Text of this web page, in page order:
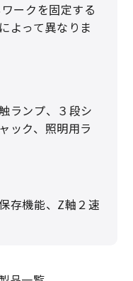
ークを固定する
よって異なりま
ランプ、３段シ
ック、照明用ラ
存機能、Z軸２速